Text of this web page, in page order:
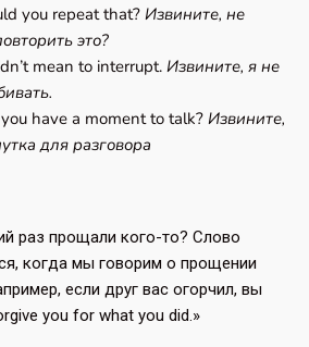
you repeat that? Извините, не
это?
mean to interrupt. Извините, я не
have a moment to talk? Извините,
для разговора
раз прощали кого-то? Слово
когда мы говорим о прощении
если друг вас огорчил, вы
you for what you did.»